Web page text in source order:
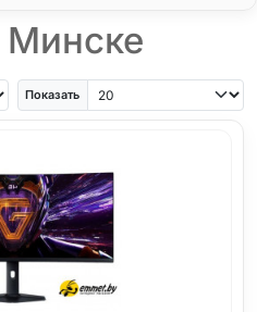
Показать